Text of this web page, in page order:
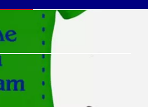
изображение